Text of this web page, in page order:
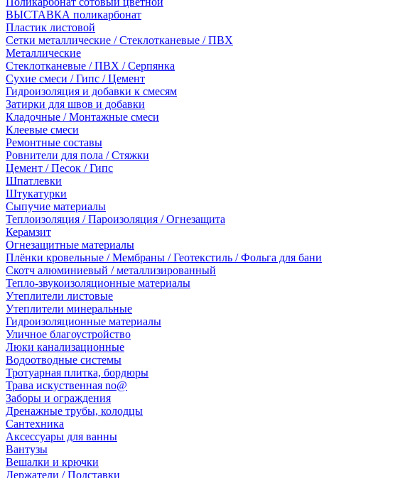
ВЫСТАВКА поликарбонат
Пластик листовой
Сетки металлические / Стеклотканевые / ПВХ
Металлические
Стеклотканевые / ПВХ / Серпянка
Сухие смеси / Гипс / Цемент
Гидроизоляция и добавки к смесям
Затирки для швов и добавки
Кладочные / Монтажные смеси
Клеевые смеси
Ремонтные составы
Ровнители для пола / Стяжки
Цемент / Песок / Гипс
Шпатлевки
Штукатурки
Сыпучие материалы
Теплоизоляция / Пароизоляция / Огнезащита
Керамзит
Огнезащитные материалы
Плёнки кровельные / Мембраны / Геотекстиль / Фольга для бани
Скотч алюминиевый / металлизированный
Тепло-звукоизоляционные материалы
Утеплители листовые
Утеплители минеральные
Гидроизоляционные материалы
Уличное благоустройство
Люки канализационные
Водоотводные системы
Тротуарная плитка, бордюры
Трава искуственная no@
Заборы и ограждения
Дренажные трубы, колодцы
Сантехника
Аксессуары для ванны
Вантузы
Вешалки и крючки
Держатели / Подставки